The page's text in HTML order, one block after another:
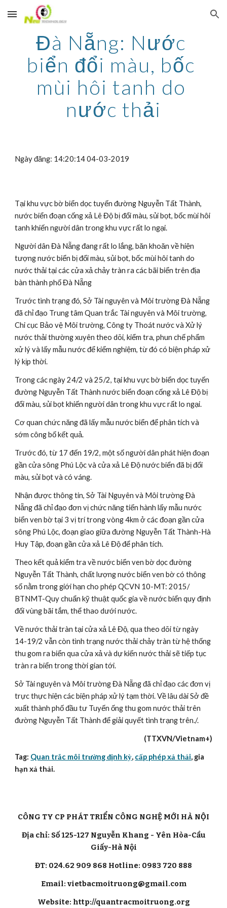
Skip to main content Skip to navigation
Đà Nẵng: Nước
biển đổi màu, bốc
mùi hôi tanh do
nước thải
Ngày đăng: 14:20:14 04-03-2019
Tại khu vực bờ biển dọc tuyến đường Nguyễn Tất Thành,
nước biển đoạn cống xả Lê Độ bị đổi màu, sủi bọt, bốc mùi hôi
tanh khiến người dân trong khu vực rất lo ngại.
Người dân Đà Nẵng đang rất lo lắng, băn khoăn về hiện
tượng nước biển bị đổi màu, sủi bọt, bốc mùi hôi tanh do
nước thải tại các cửa xả chảy tràn ra các bãi biển trên địa
bàn thành phố Đà Nẵng
Trước tình trạng đó, Sở Tài nguyên và Môi trường Đà Nẵng
đã chỉ đạo Trung tâm Quan trắc Tài nguyên và Môi trường,
Chi cục Bảo vệ Môi trường, Công ty Thoát nước và Xử lý
nước thải thường xuyên theo dõi, kiểm tra, phun chế phẩm
xử lý và lấy mẫu nước để kiểm nghiệm, từ đó có biện pháp xử
lý kịp thời.
Trong các ngày 24/2 và 25/2, tại khu vực bờ biển dọc tuyến
đường Nguyễn Tất Thành nước biển đoạn cống xả Lê Độ bị
đổi màu, sủi bọt khiến người dân trong khu vực rất lo ngại.
Cơ quan chức năng đã lấy mẫu nước biển để phân tích và
sớm công bố kết quả.
Trước đó, từ 17 đến 19/2, một số người dân phát hiện đoạn
gần cửa sông Phú Lộc và cửa xả Lê Độ nước biển đã bị đổi
màu, sủi bọt và có váng.
Nhận được thông tin, Sở Tài Nguyên và Môi trường Đà
Nẵng đã chỉ đạo đơn vị chức năng tiến hành lấy mẫu nước
biển ven bờ tại 3 vị trí trong vòng 4km ở các đoạn gần cửa
sông Phú Lộc, đoạn giao giữa đường Nguyễn Tất Thành-Hà
Huy Tập, đoạn gần cửa xả Lê Độ để phân tích.
Theo kết quả kiểm tra về nước biển ven bờ dọc đường
Nguyễn Tất Thành, chất lượng nước biển ven bờ có thông
số nằm trong giới hạn cho phép QCVN 10-MT: 2015/
BTNMT-Quy chuẩn kỹ thuật quốc gia về nước biển quy định
đối vùng bãi tắm, thể thao dưới nước.
Về nước thải tràn tại cửa xả Lê Độ, qua theo dõi từ ngày
14-19/2 vẫn còn tình trạng nước thải chảy tràn từ hệ thống
thu gom ra biển qua cửa xả và dự kiến nước thải sẽ tiếp tục
tràn ra biển trong thời gian tới.
Sở Tài nguyên và Môi trường Đà Nẵng đã chỉ đạo các đơn vị
trực thực hiện các biện pháp xử lý tạm thời. Về lâu dài Sở đề
xuất thành phố đầu tư Tuyến ống thu gom nước thải trên
đường Nguyễn Tất Thành để giải quyết tình trạng trên./.
(TTXVN/Vietnam+)
Tag: Quan trắc môi trường định kỳ, cấp phép xả thải, gia
hạn xả thải.
CÔNG TY CP PHÁT TRIỂN CÔNG NGHỆ MỚI HÀ NỘI
Địa chỉ: Số 125-127 Nguyễn Khang - Yên Hòa-Cầu
Giấy-Hà Nội
ĐT: 024.62 909 868 Hotline: 0983 720 888
Email: vietbacmoitruong@gmail.com
Website: http://quantracmoitruong.org